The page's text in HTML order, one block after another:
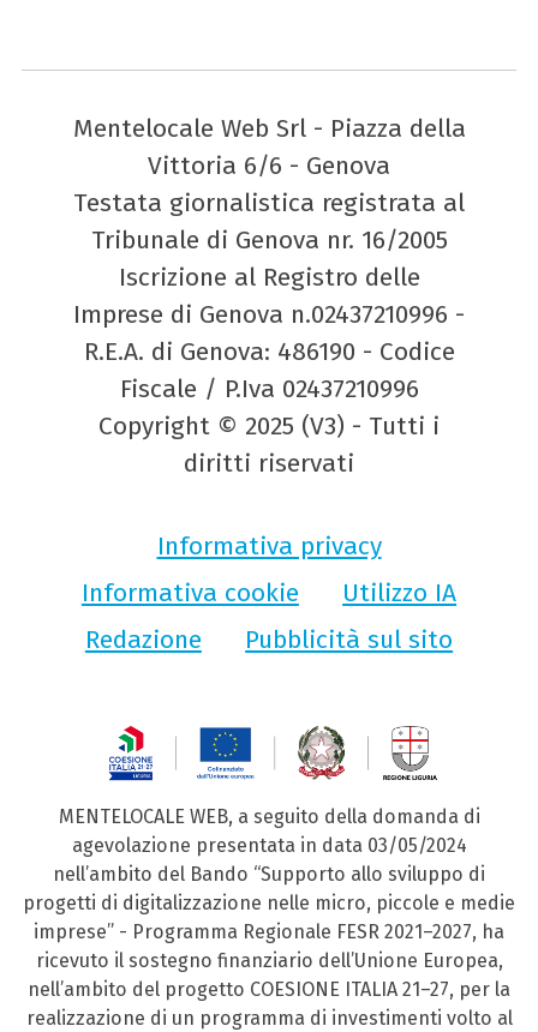
Mentelocale Web Srl - Piazza della
Vittoria 6/6 - Genova
Testata giornalistica registrata al
Tribunale di Genova nr. 16/2005
Iscrizione al Registro delle
Imprese di Genova n.02437210996 -
R.E.A. di Genova: 486190 - Codice
Fiscale / P.Iva 02437210996
Copyright © 2025 (V3) - Tutti i
diritti riservati
Informativa privacy
Informativa cookie
Utilizzo IA
Redazione
Pubblicità sul sito
MENTELOCALE WEB, a seguito della domanda di
agevolazione presentata in data 03/05/2024
nell’ambito del Bando “Supporto allo sviluppo di
progetti di digitalizzazione nelle micro, piccole e medie
imprese” - Programma Regionale FESR 2021–2027, ha
ricevuto il sostegno finanziario dell’Unione Europea,
nell’ambito del progetto COESIONE ITALIA 21–27, per la
realizzazione di un programma di investimenti volto al